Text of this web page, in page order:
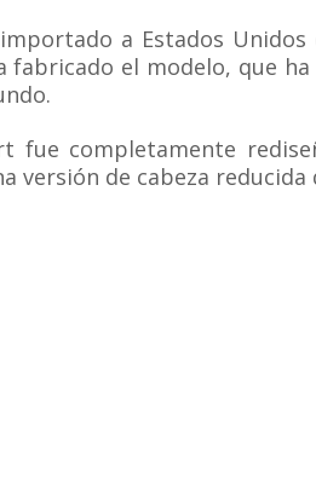
a Estados Unidos
fabricado el modelo, que
fue completamente
versión de cabeza reducida